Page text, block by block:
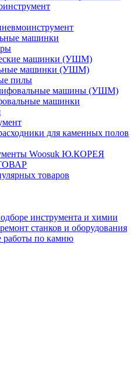
машинки
машинки (УШМ)
машинки (УШМ)
пилы
машины (УШМ)
машинки
для каменных полов
Woosuk Ю.КОРЕЯ
товаров
инструмента и химии
станков и оборудования
работы по камню